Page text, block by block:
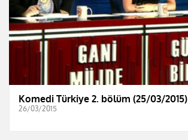
Komedi Türkiye 2. bölüm (25/03/2015)
26/03/2015